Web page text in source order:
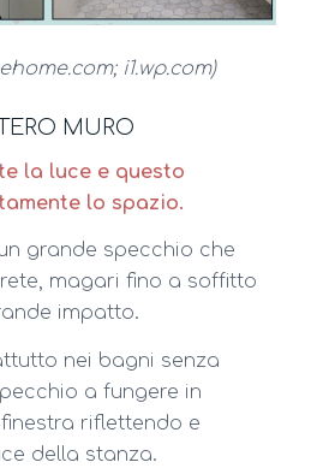
i1.wp.com)
MURO
la luce e questo
lo spazio.
grande specchio che
magari fino a soffitto
impatto.
nei bagni senza
a fungere in
riflettendo e
della stanza.